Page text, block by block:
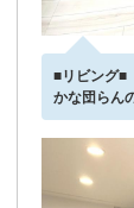
■リビング■
かな団らん